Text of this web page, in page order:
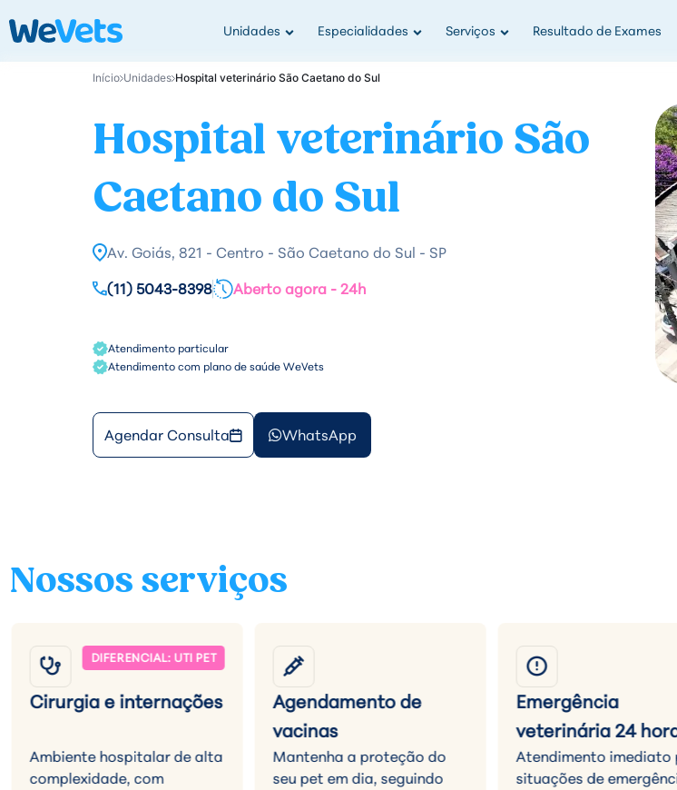
Unidades Especialidades Serviços Resultado de Exames
Início Unidades Hospital veterinário São Caetano do Sul
Hospital veterinário São
Caetano do Sul
Av. Goiás, 821 - Centro - São Caetano do Sul - SP
(11) 5043-8398 Aberto agora - 24h
Atendimento particular
Atendimento com plano de saúde WeVets
Agendar Consulta WhatsApp
Nossos serviços
Cirurgia e internações
Ambiente hospitalar de alta
complexidade, com
Agendamento de
vacinas
Mantenha a proteção do
seu pet em dia, seguindo
Emergência
veterinária 24
Atendimento imediato
situações de